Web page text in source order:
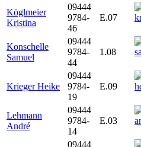
Köglmeier
Kristina
09444
9784-
46
E.07
Konschelle
Samuel
09444
9784-
44
1.08
Krieger Heike
09444
9784-
19
E.09
Lehmann
André
09444
9784-
14
E.03
09444